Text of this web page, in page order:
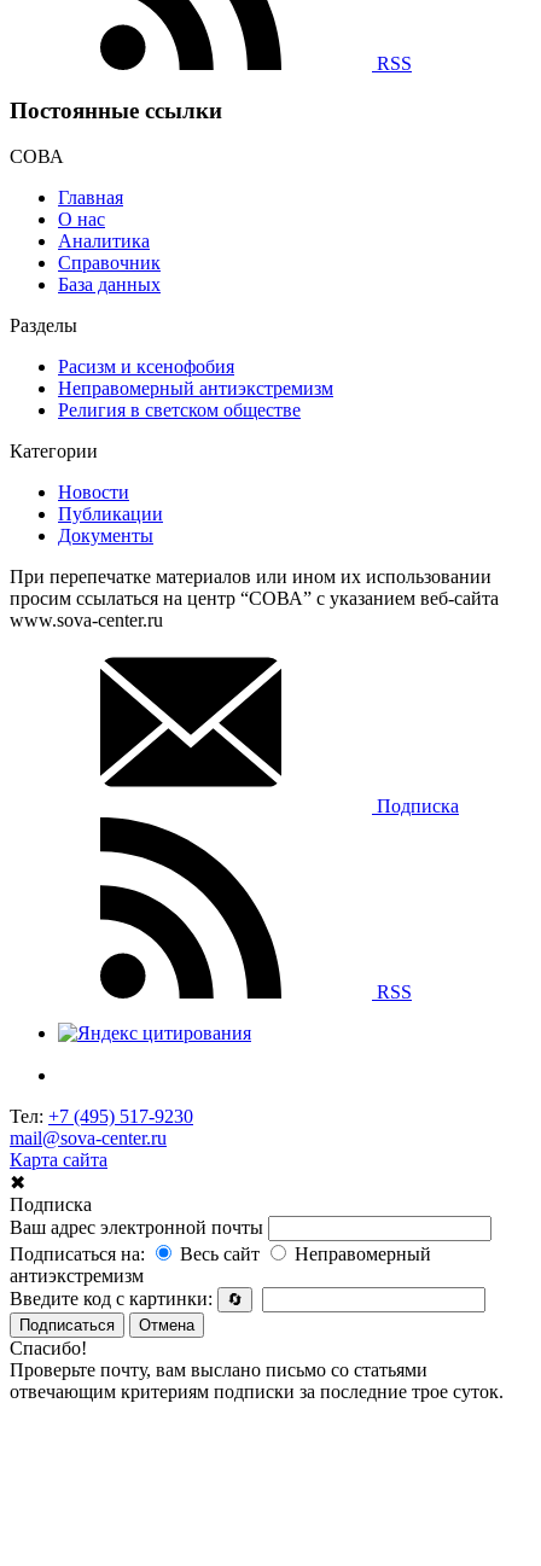
RSS
Постоянные ссылки
СОВА
Главная
О нас
Аналитика
Справочник
База данных
Разделы
Расизм и ксенофобия
Неправомерный антиэкстремизм
Религия в светском обществе
Категории
Новости
Публикации
Документы
При перепечатке материалов или ином их использовании
просим ссылаться на центр “СОВА” с указанием веб-сайта
www.sova-center.ru
Подписка
RSS
Тел: +7 (495) 517-9230
mail@sova-center.ru
Карта сайта
✖
Подписка
Ваш адрес электронной почты
Подписаться на:
Весь сайт
Неправомерный
антиэкстремизм
Введите код с картинки:
🔄
Подписаться
Отмена
Спасибо!
Проверьте почту, вам выслано письмо со статьями
отвечающим критериям подписки за последние трое суток.